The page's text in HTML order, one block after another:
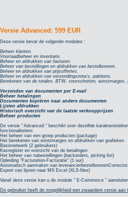
Versie Advanced: 599 EUR
Deze versie bevat de volgende modules :
Beheer klanten.
Voorraadbeheer en inventaris.
Beheer en afdrukken van facturen.
Beheer van bestellingen en afdrukken van bestelbonnen.
Beheer en afdrukken van prijsoffertes.
Beheer en afdrukken van verzendingsnota's, pakbons.
Berekenen van de totalen, BTW, voorschotten, winstmarges,
Verzenden van documenten per E-mail
Beheer betalingen
Documenten kopiëren naar andere documenten
Lijsten afdrukken
Historisch overzicht van de laatste verkoopprijzen
Beheer producten
De versie " Advanced " beschikt over dezelfde
functionaliteiten:
Het beheer van een groep producten (package)
Het berekenen van winstmarges en afdrukken van grafieken
Basisnetwerk (2 gebruikers)
Kasregister en overzicht van de betalingen
Het beheer van nabestellingen (backorders, picking list)
Opleiding "Facturation-Facturatie" (1 uur)
Automatisch aanmaken van
Export van lijsten naar MS Excel (XLS-files)
Vanaf deze versie kan u de module " E-Commerce "
De gebruiker heeft de mogelijkheid een zwaardere versie